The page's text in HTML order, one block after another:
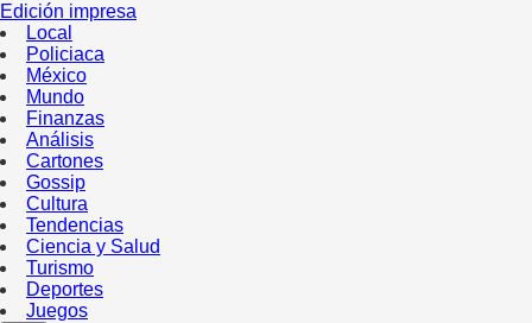
Edición impresa
Local
Policiaca
México
Mundo
Finanzas
Análisis
Cartones
Gossip
Cultura
Tendencias
Ciencia y Salud
Turismo
Deportes
Juegos